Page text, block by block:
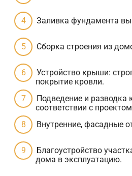
Заливка фундамента
Сборка строения из
Устройство крыши:
покрытие кровли.
Подведение и разводка
соответствии с
Внутренние, фасадные
Благоустройство
дома в эксплуатацию.